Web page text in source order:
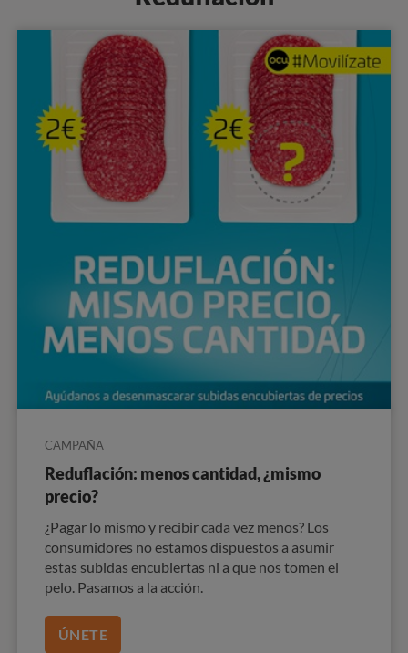
CAMPAÑA
Reduflación: menos cantidad, ¿mismo
precio?
¿Pagar lo mismo y recibir cada vez menos? Los
consumidores no estamos dispuestos a asumir
estas subidas encubiertas ni a que nos tomen el
pelo. Pasamos a la acción.
ÚNETE